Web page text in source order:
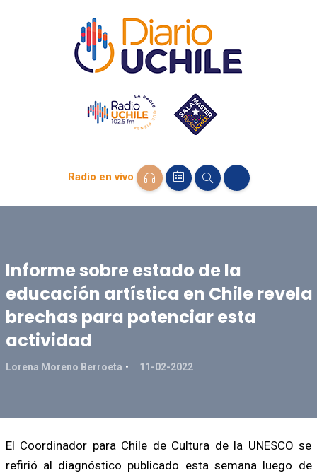
Radio en vivo
Informe sobre estado de la
educación artística en Chile revela
brechas para potenciar esta
actividad
Lorena Moreno Berroeta 11-02-2022
El Coordinador para Chile de Cultura de la UNESCO se
refirió al diagnóstico publicado esta semana luego de